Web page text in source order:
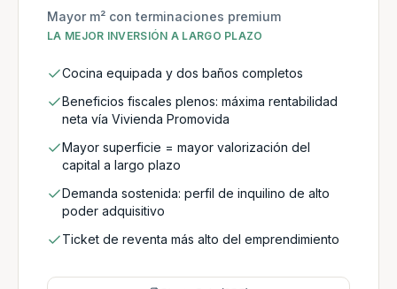
Mayor m² con terminaciones premium
LA MEJOR INVERSIÓN A LARGO PLAZO
Cocina equipada y dos baños completos
Beneficios fiscales plenos: máxima rentabilidad
neta vía Vivienda Promovida
Mayor superficie = mayor valorización del
capital a largo plazo
Demanda sostenida: perfil de inquilino de alto
poder adquisitivo
Ticket de reventa más alto del emprendimiento